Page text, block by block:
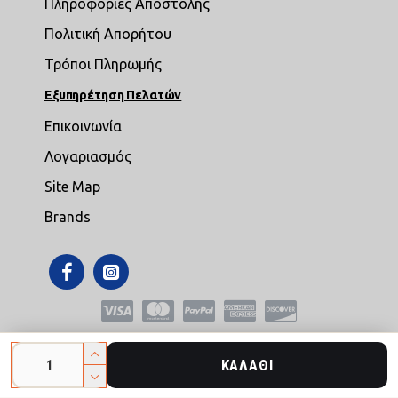
ΚΑΛΆΘΙ
Πληροφορίες Αποστολής
Πολιτική Απορήτου
Τρόποι Πληρωμής
Εξυπηρέτηση Πελατών
Επικοινωνία
Λογαριασμός
Site Map
Brands
Copyright © 2021,mikroepipla.gr , All Rights Reserved